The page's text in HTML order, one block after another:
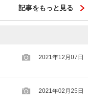
記事をもっと見る
2021年12月07日
2021年02月25日